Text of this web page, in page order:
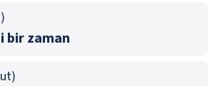
bir zaman